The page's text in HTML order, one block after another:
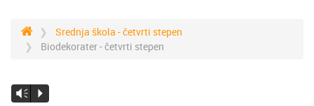
Srednja škola - četvrti stepen
Biodekorater - četvrti stepen
Vm
P